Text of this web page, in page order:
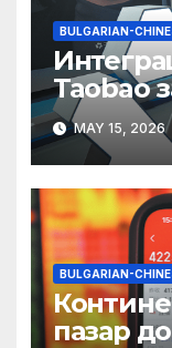
BULGARIAN-
Taobao
MAY 15, 2026
BULGARIAN-
пазар